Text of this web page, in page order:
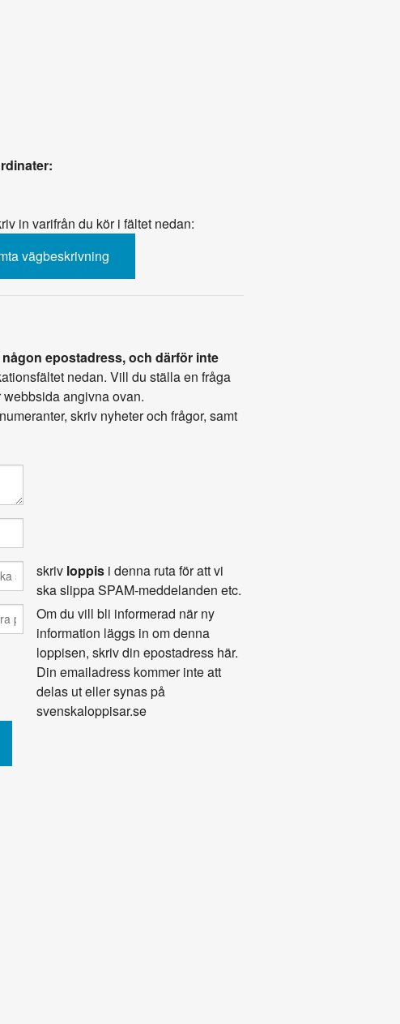
in varifrån du kör i fältet nedan:
epostadress, och därför inte
nedan. Vill du ställa en fråga
angivna ovan.
skriv nyheter och frågor, samt
skriv loppisi denna ruta för att vi
ska slippa SPAM-meddelanden etc.
Om du vill bli informerad när ny
information läggs in om denna
loppisen, skriv din epostadress här.
Din emailadress kommer inte att
delas ut eller synas på
svenskaloppisar.se